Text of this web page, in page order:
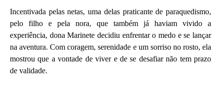
Incentivada pelas netas, uma delas praticante de paraquedismo,
pelo filho e pela nora, que também já haviam vivido a
experiência, dona Marinete decidiu enfrentar o medo e se lançar
na aventura. Com coragem, serenidade e um sorriso no rosto, ela
mostrou que a vontade de viver e de se desafiar não tem prazo
de validade.